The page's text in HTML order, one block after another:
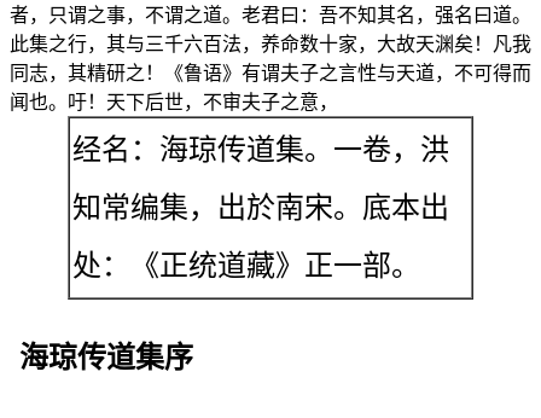
者，只谓之事，不谓之道。老君曰：吾不知其名，强名曰道。
此集之行，其与三千六百法，养命数十家，大故天渊矣！凡我
同志，其精研之！《鲁语》有谓夫子之言性与天道，不可得而
闻也。吁！天下后世，不审夫子之意，
经名：海琼传道集。一卷，洪
知常编集，出於南宋。底本出
处：《正统道藏》正一部。
海琼传道集序